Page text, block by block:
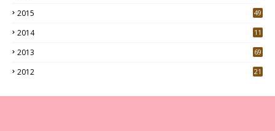
2015
49
2014 11
2013 69
2012 21